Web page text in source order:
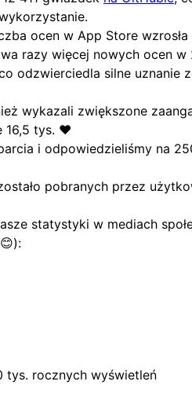
ocen w App Store wzrosła
razy więcej nowych ocen
odzwierciedla silne uznanie
wykazali zwiększone
16,5 tys. ❤️
i odpowiedzieliśmy na
pobranych przez
statystyki w mediach
tys. rocznych wyświetleń